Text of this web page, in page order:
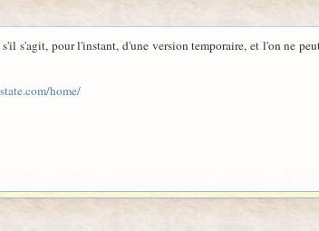
s'agit, pour l'instant, d'une version temporaire, et l'on ne
home/